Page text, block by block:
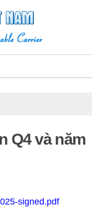
Q4 và năm
signed.pdf